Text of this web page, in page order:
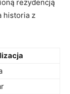
rezydencją
historia z